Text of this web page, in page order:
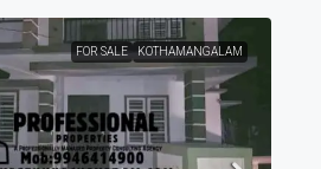
FOR SALE KOTHAMANGALAM